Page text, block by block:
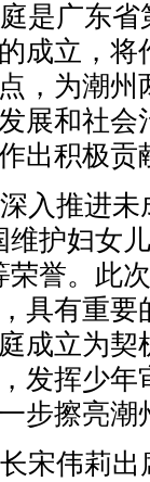
是广东
成立，
，为潮
展和社
出积极贡
入推进
护妇女
誉。此
具有重
成立为
发挥少
步擦亮潮
宋伟莉